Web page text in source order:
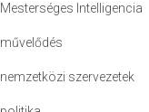
Mesterséges Intelligencia
művelődés
nemzetközi szervezetek